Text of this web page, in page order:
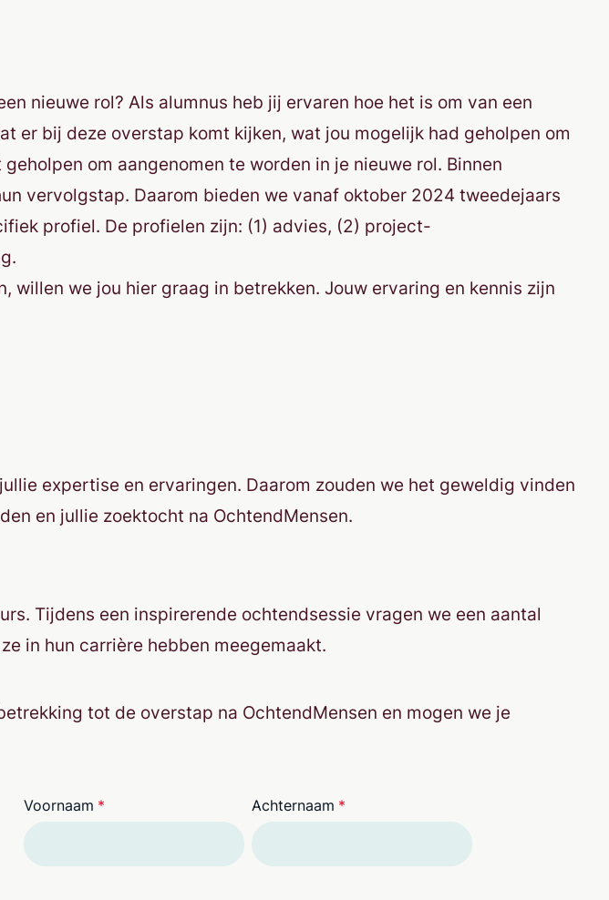
nieuwe rol? Als alumnus heb jij ervaren hoe het is om van een
er bij deze overstap komt kijken, wat jou mogelijk had geholpen om
om aangenomen te worden in je nieuwe rol. Binnen
vervolgstap. Daarom bieden we vanaf oktober 2024 tweedejaars
profiel. De profielen zijn: (1) advies, (2) project-
we jou hier graag in betrekken. Jouw ervaring en kennis zijn
expertise en ervaringen. Daarom zouden we het geweldig vinden
en jullie zoektocht na OchtendMensen.
Tijdens een inspirerende ochtendsessie vragen we een aantal
in hun carrière hebben meegemaakt.
tot de overstap na OchtendMensen en mogen we je
Voornaam * Achternaam *